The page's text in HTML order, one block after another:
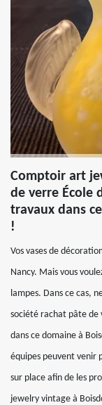
Comptoir art
de verre École
travaux dans
!
Vos vases de
Nancy. Mais vous
lampes. Dans ce cas,
société rachat pâte de
dans ce domaine à
équipes peuvent venir
sur place afin de les
jewelry vintage à